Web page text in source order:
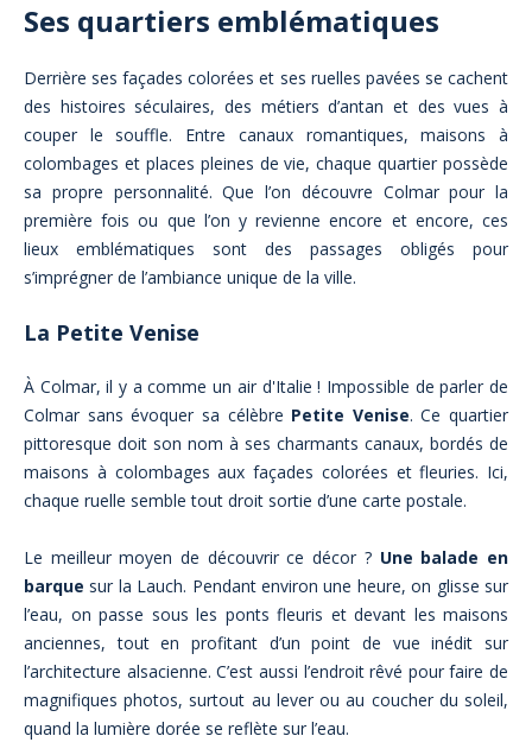
Ses quartiers emblématiques
Derrière ses façades colorées et ses ruelles pavées se cachent
des histoires séculaires, des métiers d’antan et des vues à
couper le souffle. Entre canaux romantiques, maisons à
colombages et places pleines de vie, chaque quartier possède
sa propre personnalité. Que l’on découvre Colmar pour la
première fois ou que l’on y revienne encore et encore, ces
lieux emblématiques sont des passages obligés pour
s’imprégner de l’ambiance unique de la ville.
La Petite Venise
À Colmar, il y a comme un air d'Italie ! Impossible de parler de
Colmar sans évoquer sa célèbre Petite Venise. Ce quartier
pittoresque doit son nom à ses charmants canaux, bordés de
maisons à colombages aux façades colorées et fleuries. Ici,
chaque ruelle semble tout droit sortie d’une carte postale.
Le meilleur moyen de découvrir ce décor ? Une balade en
barque sur la Lauch. Pendant environ une heure, on glisse sur
l’eau, on passe sous les ponts fleuris et devant les maisons
anciennes, tout en profitant d’un point de vue inédit sur
l’architecture alsacienne. C’est aussi l’endroit rêvé pour faire de
magnifiques photos, surtout au lever ou au coucher du soleil,
quand la lumière dorée se reflète sur l’eau.